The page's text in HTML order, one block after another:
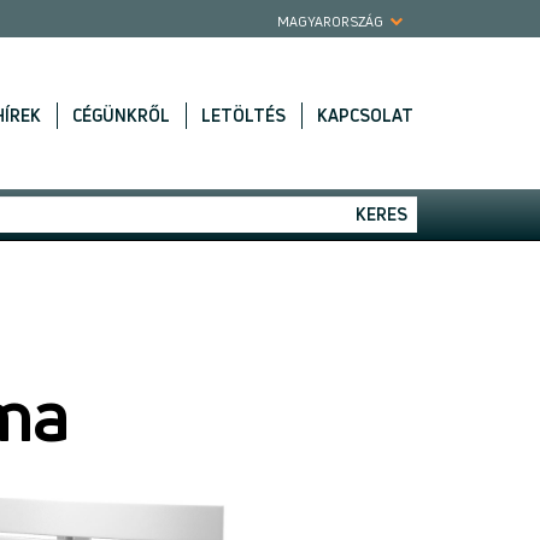
MAGYARORSZÁG
CÉGÜNKRŐL LETÖLTÉS KAPCSOLAT
KERES